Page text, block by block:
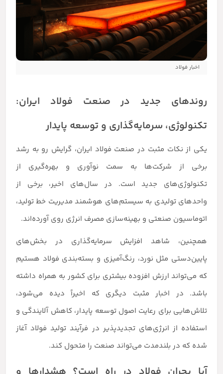
اخبار فولاد
روندهای جدید در صنعت فولاد ایران:
تکنولوژی، سرمایه‌گذاری و توسعه پایدار
یکی از نکات مثبت در صنعت فولاد ایران، گرایش رو به رشد
برخی از شرکت‌ها به سمت نوآوری و بهره‌گیری از
تکنولوژی‌های جدید است. در سال‌های اخیر، برخی از
واحدهای تولیدی به سیستم‌های هوشمند مدیریت خط تولید،
اتوماسیون صنعتی و بهینه‌سازی مصرف انرژی روی آورده‌اند.
همچنین، شاهد افزایش سرمایه‌گذاری در بخش‌های
پایین‌دستی مثل نورد، رنگ‌آمیزی و بسته‌بندی فولاد هستیم
که می‌تواند ارزش افزوده بیشتری برای کشور به همراه داشته
باشد. در اخبار مثبت دیگری که اخیراً دیده می‌شود،
تلاش‌هایی برای رعایت اصول توسعه پایدار، کاهش آلایندگی و
استفاده از انرژی‌های تجدیدپذیر در فرآیند تولید فولاد آغاز
شده که در بلندمدت می‌تواند صنعت را متحول کند.